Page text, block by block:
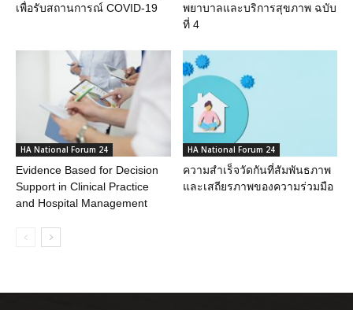
เพื่อรับสถานการณ์ COVID-19
พยาบาลและบริการสุขภาพ ฉบับ
ที่ 4
HA National Forum 24
Evidence Based for Decision
Support in Clinical Practice
and Hospital Management
HA National Forum 24
ความสำเร็จวัดกันที่สัมพันธภาพ
และเสถียรภาพของความร่วมมือ